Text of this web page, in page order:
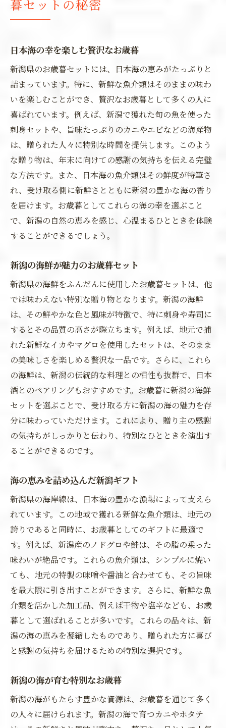
暮セットの秘密
日本海の幸を楽しむ贅沢なお歳暮
新潟県のお歳暮セットには、日本海の恵みがたっぷりと
詰まっています。特に、新鮮な魚介類はそのままの味わ
いを楽しむことができ、贅沢なお歳暮として多くの人に
喜ばれています。例えば、新潟で獲れた旬の魚を使った
刺身セットや、旨味たっぷりのカニやエビなどの海産物
は、贈られた人々に特別な時間を提供します。このよう
な贈り物は、年末に向けての感謝の気持ちを伝える完璧
な方法です。また、日本海の魚介類はその鮮度が特筆さ
れ、受け取る側に新鮮さとともに新潟の豊かな海の香り
を届けます。お歳暮としてこれらの海の幸を選ぶこと
で、新潟の自然の恵みを感じ、心温まるひとときを体験
することができるでしょう。
新潟の海鮮が魅力のお歳暮セット
新潟県の海鮮をふんだんに使用したお歳暮セットは、他
では味わえない特別な贈り物となります。新潟の海鮮
は、その鮮やかな色と風味が特徴で、特に刺身や寿司に
するとその品質の高さが際立ちます。例えば、地元で捕
れた新鮮なイカやマグロを使用したセットは、そのまま
の美味しさを楽しめる贅沢な一品です。さらに、これら
の海鮮は、新潟の伝統的な料理との相性も抜群で、日本
酒とのペアリングもおすすめです。お歳暮に新潟の海鮮
セットを選ぶことで、受け取る方に新潟の海の魅力を存
分に味わっていただけます。これにより、贈り主の感謝
の気持ちがしっかりと伝わり、特別なひとときを演出す
ることができるのです。
海の恵みを詰め込んだ新潟ギフト
新潟県の海岸線は、日本海の豊かな漁場によって支えら
れています。この地域で獲れる新鮮な魚介類は、地元の
誇りであると同時に、お歳暮としてのギフトに最適で
す。例えば、新潟産のノドグロや鮭は、その脂の乗った
味わいが絶品です。これらの魚介類は、シンプルに焼い
ても、地元の特製の味噌や醤油と合わせても、その旨味
を最大限に引き出すことができます。さらに、新鮮な魚
介類を活かした加工品、例えば干物や塩辛なども、お歳
暮として選ばれることが多いです。これらの品々は、新
潟の海の恵みを凝縮したものであり、贈られた方に喜び
と感謝の気持ちを届けるための特別な選択です。
新潟の海が育む特別なお歳暮
新潟の海がもたらす豊かな資源は、お歳暮を通じて多く
の人々に届けられます。新潟の海で育つカニやホタテ